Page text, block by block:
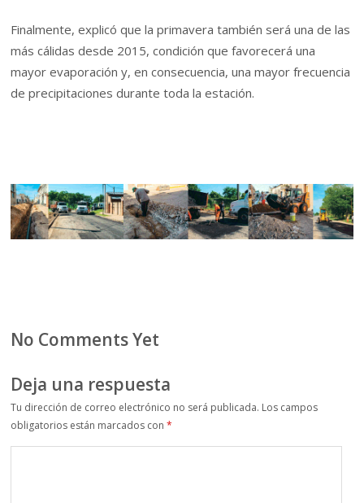
Finalmente, explicó que la primavera también será una de las
más cálidas desde 2015, condición que favorecerá una
mayor evaporación y, en consecuencia, una mayor frecuencia
de precipitaciones durante toda la estación.
No Comments Yet
Deja una respuesta
Tu dirección de correo electrónico no será publicada. Los campos
obligatorios están marcados con*